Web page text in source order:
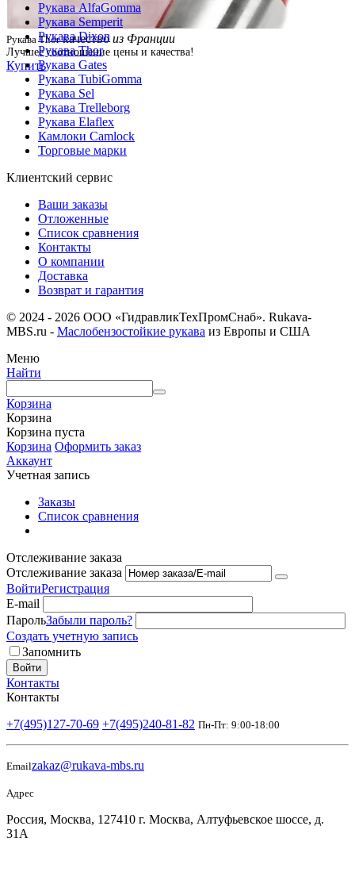
Рукава Thorкачествоиз Франции
Лучшее соотношение цены и качества!
Купить
Рукава AlfaGomma
Рукава Semperit
Рукава Dixon
Рукава Thor
Рукава Gates
Рукава TubiGomma
Рукава Sel
Рукава Trelleborg
Рукава Elaflex
Камлоки Camlock
Торговые марки
Клиентский сервис
Ваши заказы
Отложенные
Список сравнения
Контакты
О компании
Доставка
Возврат и гарантия
© 2024 - 2026 ООО «ГидравликТехПромСнаб». Rukava-
MBS.ru - Маслобензостойкие рукава из Европы и США
Меню
Найти
Корзина
Корзина
Корзина пуста
Корзина Оформить заказ
Аккаунт
Учетная запись
Заказы
Список сравнения
Отслеживание заказа
Отслеживание заказа
ВойтиРегистрация
E-mail
ПарольЗабыли пароль?
Создать учетную запись
Запомнить
Войти
Контакты
Контакты
+7(495)127-70-69 +7(495)240-81-82 Пн-Пт: 9:00-18:00
Emailzakaz@rukava-mbs.ru
Адрес
Россия, Москва, 127410 г. Москва, Алтуфьевское шоссе, д.
31А